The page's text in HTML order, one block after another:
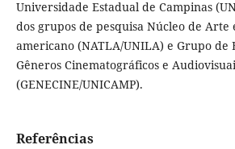
Universidade Estadual de Campinas
dos grupos de pesquisa Núcleo de Arte
americano (NATLA/UNILA) e Grupo de
Gêneros Cinematográficos e
(GENECINE/UNICAMP).
Referências